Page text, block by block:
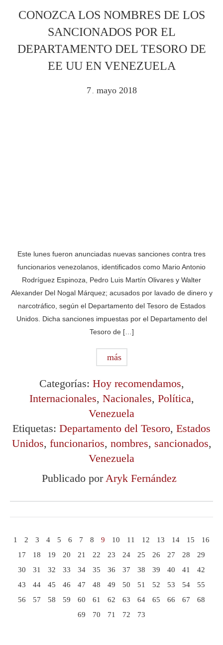
CONOZCA LOS NOMBRES DE LOS
SANCIONADOS POR EL
DEPARTAMENTO DEL TESORO DE
EE UU EN VENEZUELA
7 mayo 2018
Este lunes fueron anunciadas nuevas sanciones contra tres
funcionarios venezolanos, identificados como Mario Antonio
Rodríguez Espinoza, Pedro Luis Martín Olivares y Walter
Alexander Del Nogal Márquez; acusados por lavado de dinero y
narcotráfico, según el Departamento del Tesoro de Estados
Unidos. Dicha sanciones impuestas por el Departamento del
Tesoro de […]
más
Categorías: Hoy recomendamos,
Internacionales, Nacionales, Política,
Venezuela
Etiquetas: Departamento del Tesoro, Estados
Unidos, funcionarios, nombres, sancionados,
Venezuela
Publicado porAryk Fernández
1 2 3 4 5 6 7 8 9 10 11 12 13 14 15
16
17
18 19 20 21 22 23 24 25 26 27 28
29
30
31 32 33 34 35 36 37 38 39 40 41
42
43
44 45 46 47 48 49 50 51 52 53 54
55
56
57 58 59 60 61 62 63 64 65 66 67
68
69
70 71 72 73